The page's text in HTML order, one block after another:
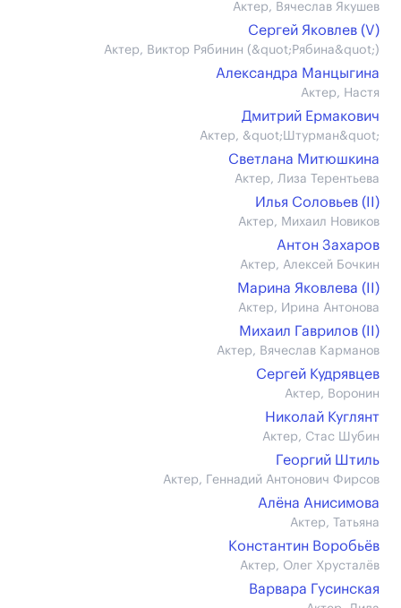
Актер, Вячеслав Якушев
Сергей Яковлев (V)
Актер, Виктор Рябинин (&quot;Рябина&quot;)
Александра Манцыгина
Актер, Настя
Дмитрий Ермакович
Актер, &quot;Штурман&quot;
Светлана Митюшкина
Актер, Лиза Терентьева
Илья Соловьев (II)
Актер, Михаил Новиков
Антон Захаров
Актер, Алексей Бочкин
Марина Яковлева (II)
Актер, Ирина Антонова
Михаил Гаврилов (II)
Актер, Вячеслав Карманов
Сергей Кудрявцев
Актер, Воронин
Николай Куглянт
Актер, Стас Шубин
Георгий Штиль
Актер, Геннадий Антонович Фирсов
Алёна Анисимова
Актер, Татьяна
Константин Воробьёв
Актер, Олег Хрусталёв
Варвара Гусинская